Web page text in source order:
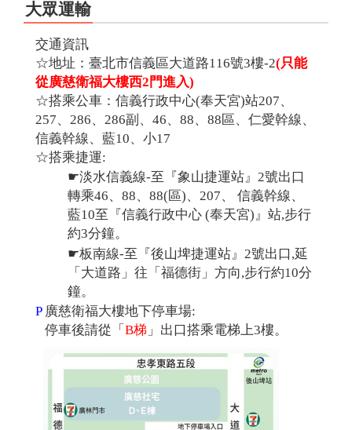
大眾運輸
交通資訊
☆地址：臺北市信義區大道路116號3樓-2(只能
從廣慈衛福大樓西2門進入)
☆搭乘公車：信義行政中心(奉天宮)站207、
257、286、286副、46、88、88區、仁愛幹線、
信義幹線、藍10、小17
☆搭乘捷運:
☛淡水信義線-至『象山捷運站』2號出口
轉乘46、88、88(區)、207、 信義幹線、
藍10至『信義行政中心 (奉天宮)』站,步行
約3分鐘。
☛板南線-至『後山埤捷運站』2號出口,延
「大道路」往「福德街」方向,步行約10分
鐘。
P廣慈衛福大樓地下停車場:
停車後請從「 B梯 」出口搭乘電梯上3樓。